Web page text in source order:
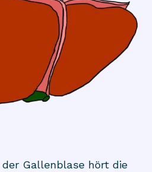
Gallenblase hört die